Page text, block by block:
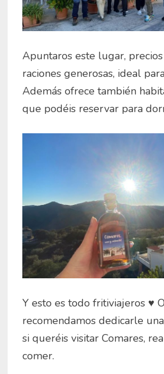
Apuntaros este lugar,
raciones generosas, ideal
Además ofrece también
que podéis reservar para
Y esto es todo fritiviajeros ♥
recomendamos dedicarle
si queréis visitar Comares,
comer.